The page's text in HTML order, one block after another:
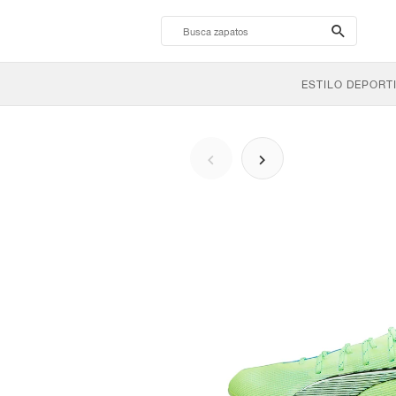
search-
btn
ESTILO